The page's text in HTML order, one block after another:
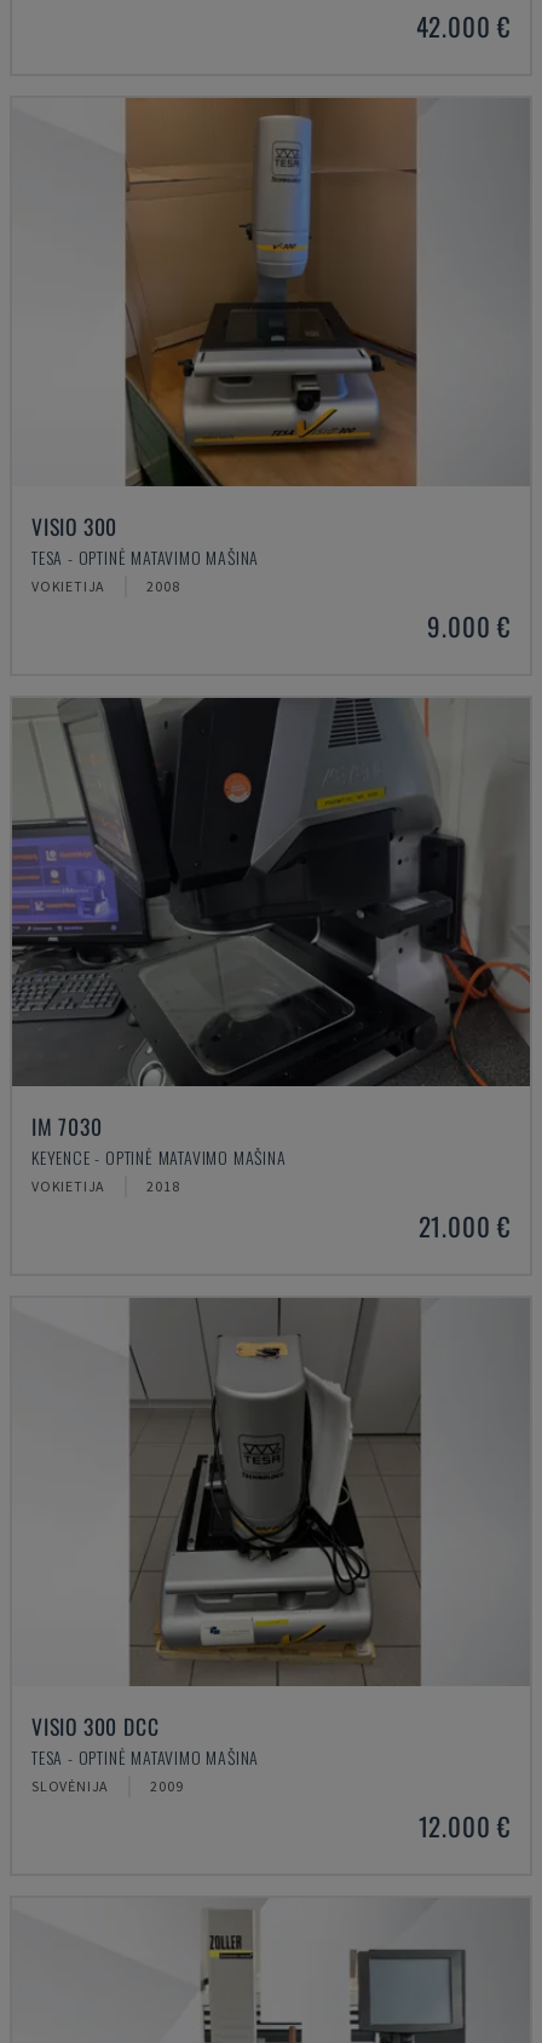
42.000 €
VISIO 300
TESA - OPTINĖ MATAVIMO MAŠINA
VOKIETIJA 2008
9.000 €
IM 7030
KEYENCE - OPTINĖ MATAVIMO MAŠINA
VOKIETIJA 2018
21.000 €
VISIO 300 DCC
TESA - OPTINĖ MATAVIMO MAŠINA
SLOVĖNIJA 2009
12.000 €